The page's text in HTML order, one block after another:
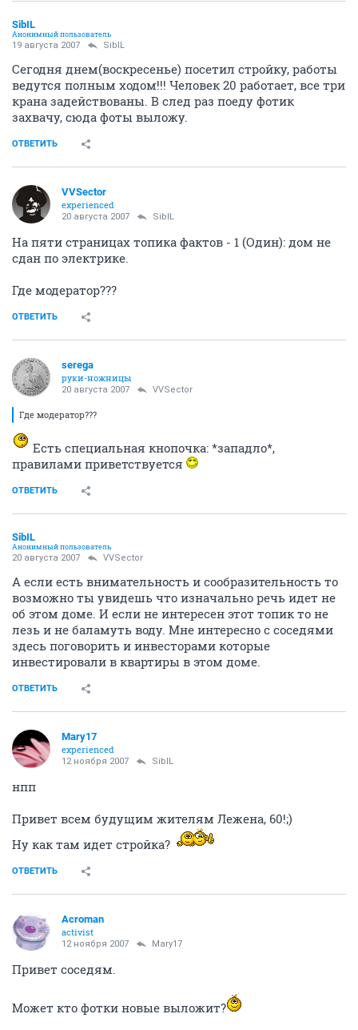
SibIL
Анонимный пользователь
19 августа 2007 SibIL
Сегодня днем(воскресенье) посетил стройку, работы
ведутся полным ходом!!! Человек 20 работает, все три
крана задействованы. В след раз поеду фотик
захвачу, сюда фоты выложу.
ОТВЕТИТЬ
VVSector
experienced
20 августа 2007 SibIL
На пяти страницах топика фактов - 1 (Один): дом не
сдан по электрике.
Где модератор???
ОТВЕТИТЬ
serega
руки-ножницы
20 августа 2007 VVSector
Где модератор???
Есть специальная кнопочка: *западло*,
правилами приветствуется
ОТВЕТИТЬ
SibIL
Анонимный пользователь
20 августа 2007 VVSector
А если есть внимательность и сообразительность то
возможно ты увидешь что изначально речь идет не
об этом доме. И если не интересен этот топик то не
лезь и не баламуть воду. Мне интересно с соседями
здесь поговорить и инвесторами которые
инвестировали в квартиры в этом доме.
ОТВЕТИТЬ
Mary17
experienced
12 ноября 2007 SibIL
нпп
Привет всем будущим жителям Лежена, 60!;)
Ну как там идет стройка?
ОТВЕТИТЬ
Acroman
activist
12 ноября 2007 Mary17
Привет соседям.
Может кто фотки новые выложит?